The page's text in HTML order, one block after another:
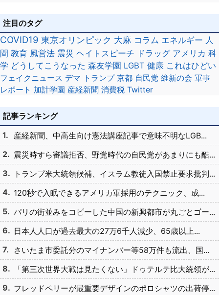
注目のタグ
COVID19 東京オリンピック 大麻 コラム エネルギー 人
間 教育 風営法 震災 ヘイトスピーチ ドラッグ アメリカ 科
学 どうしてこうなった 森友学園 LGBT 健康 これはひどい
フェイクニュース デマ トランプ 京都 自民党 維新の会 軍事
レポート 加計学園 産経新聞 消費税 Twitter
記事ランキング
産経新聞、中高生向け憲法講座記事で意味不明なLGB...
震災時すら審議拒否、野党時代の自民党があまりにも酷...
トランプ米大統領候補、イスラム教徒入国禁止要求批判...
120秒で入眠できるアメリカ軍採用のテクニック、成...
パリの街並みをコピーした中国の新興都市が丸ごとゴー...
日本人人口が過去最大の27万6千人減少、65歳以上...
さいたま市委託分のマイナンバー等58万件も流出、国...
「第三次世界大戦は見たくない」ドゥテルテ比大統領が...
フレッドペリーが最重要デザインのポロシャツの出荷停...